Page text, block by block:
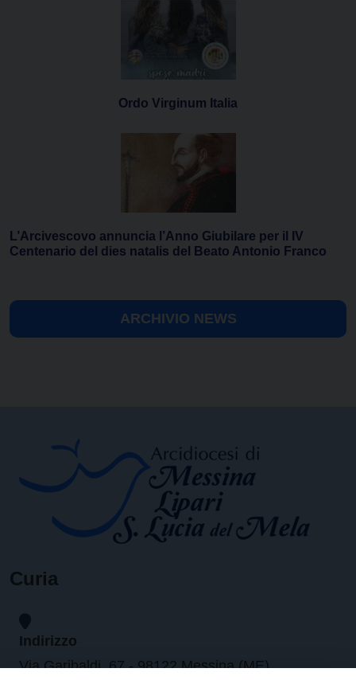
Ordo Virginum Italia
L’Arcivescovo annuncia l’Anno Giubilare per il IV
Centenario del dies natalis del Beato Antonio Franco
ARCHIVIO NEWS
Curia
Indirizzo
Via Garibaldi, 67 - 98122 Messina (ME)